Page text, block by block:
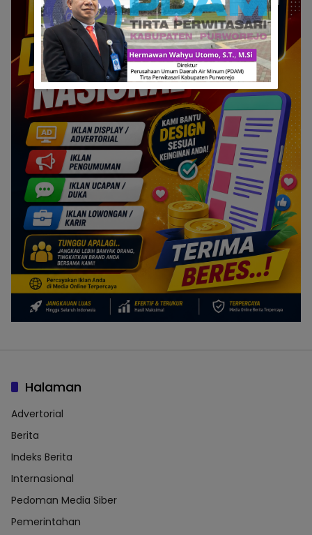
Halaman
Advertorial
Berita
Indeks Berita
Internasional
Pedoman Media Siber
Pemerintahan